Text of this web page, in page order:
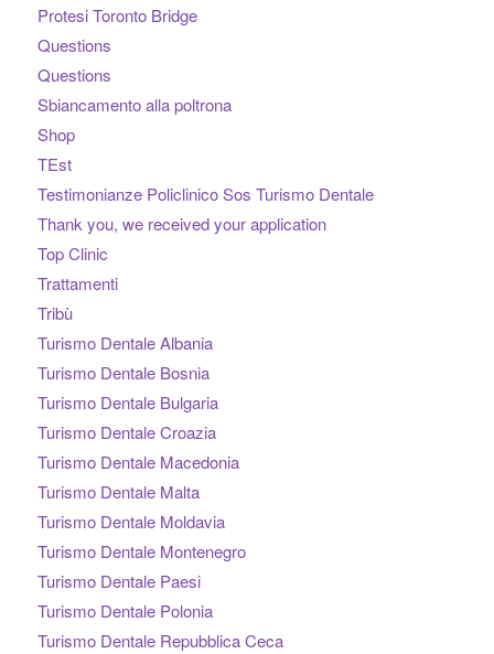
Protesi Toronto Bridge
Questions
Questions
Sbiancamento alla poltrona
Shop
TEst
Testimonianze Policlinico Sos Turismo Dentale
Thank you, we received your application
Top Clinic
Trattamenti
Tribù
Turismo Dentale Albania
Turismo Dentale Bosnia
Turismo Dentale Bulgaria
Turismo Dentale Croazia
Turismo Dentale Macedonia
Turismo Dentale Malta
Turismo Dentale Moldavia
Turismo Dentale Montenegro
Turismo Dentale Paesi
Turismo Dentale Polonia
Turismo Dentale Repubblica Ceca